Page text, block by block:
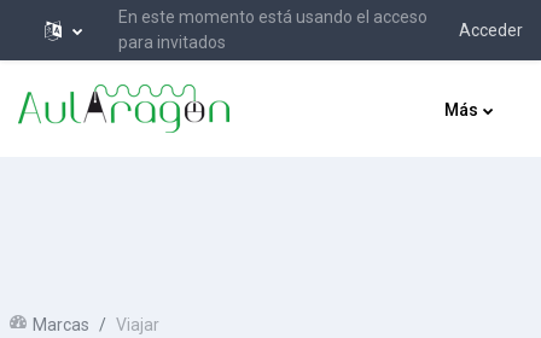
En este momento está usando el acceso
para invitados
Acceder
Más
Marcas Viajar